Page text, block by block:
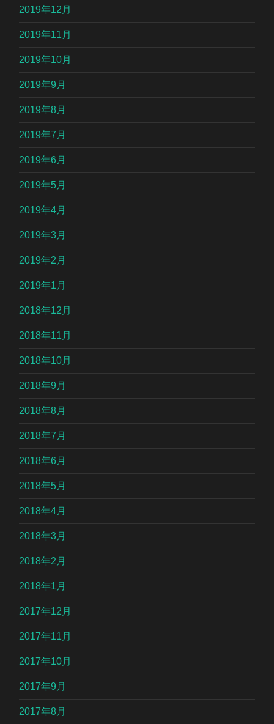
2019年12月
2019年11月
2019年10月
2019年9月
2019年8月
2019年7月
2019年6月
2019年5月
2019年4月
2019年3月
2019年2月
2019年1月
2018年12月
2018年11月
2018年10月
2018年9月
2018年8月
2018年7月
2018年6月
2018年5月
2018年4月
2018年3月
2018年2月
2018年1月
2017年12月
2017年11月
2017年10月
2017年9月
2017年8月